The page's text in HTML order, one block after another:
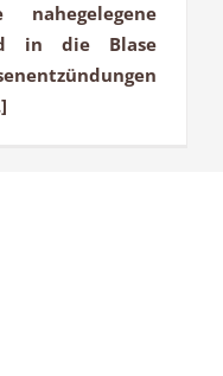
in die Blase